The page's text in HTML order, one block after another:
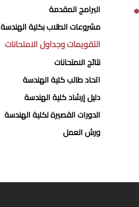
البرامج المقدمة
مشروعات الطلاب بكلية الهندسة
التقويمات وجداول الامتحانات
نتائج الامتحانات
اتحاد طالب كلية الهندسة
دليل إرشاد كلية الهندسة
الدورات القصيرة لكلية الهندسة
ورش العمل